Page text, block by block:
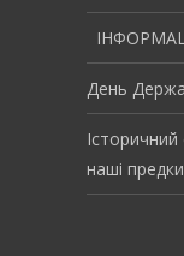
День
наші